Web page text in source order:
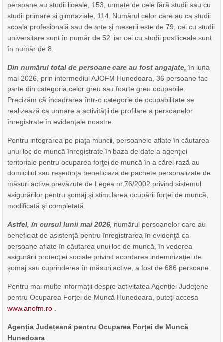
persoane au studii liceale, 153, urmate de cele fără studii sau cu
studii primare și gimnaziale, 114. Numărul celor care au ca studii
școala profesională sau de arte și meserii este de 79, cei cu studii
universitare sunt în număr de 52, iar cei cu studii postliceale sunt
în număr de 8.
Din numărul total de persoane care au fost angajate, în luna
mai 2026, prin intermediul AJOFM Hunedoara, 36 persoane fac
parte din categoria celor greu sau foarte greu ocupabile.
Precizăm că încadrarea într-o categorie de ocupabilitate se
realizează ca urmare a activităţii de profilare a persoanelor
înregistrate în evidenţele noastre.
Pentru integrarea pe piaţa muncii, persoanele aflate în căutarea
unui loc de muncă înregistrate în baza de date a agenţiei
teritoriale pentru ocuparea forţei de muncă în a cărei rază au
domiciliul sau reşedinţa beneficiază de pachete personalizate de
măsuri active prevăzute de Legea nr.76/2002 privind sistemul
asigurărilor pentru şomaj şi stimularea ocupării forţei de muncă,
modificată şi completată.
Astfel, în cursul lunii mai 2026, numărul persoanelor care au
beneficiat de asistenţă pentru înregistrarea în evidenţă ca
persoane aflate în căutarea unui loc de muncă, în vederea
asigurării protecţiei sociale privind acordarea indemnizaţiei de
şomaj sau cuprinderea în măsuri active, a fost de 686 persoane.
Pentru mai multe informații despre activitatea Agenției Județene
pentru Ocuparea Forței de Muncă Hunedoara, puteți accesa
www.anofm.ro
Agenția Județeană pentru Ocuparea Forței de Muncă
Hunedoara